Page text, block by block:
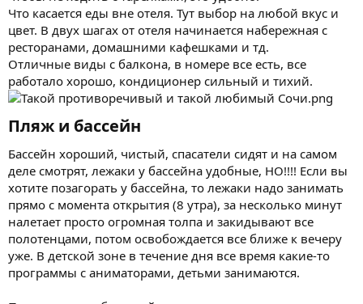
Что касается еды вне отеля. Тут выбор на любой вкус и
цвет. В двух шагах от отеля начинается набережная с
ресторанами, домашними кафешками и тд.
Отличные виды с балкона, в номере все есть, все
работало хорошо, кондиционер сильный и тихий.
Пляж и бассейн​
Бассейн хороший, чистый, спасатели сидят и на самом
деле смотрят, лежаки у бассейна удобные, НО!!!! Если вы
хотите позагорать у бассейна, то лежаки надо занимать
прямо с момента открытия (8 утра), за несколько минут
налетает просто огромная толпа и закидывают все
полотенцами, потом освобождается все ближе к вечеру
уже. В детской зоне в течение дня все время какие-то
программы с аниматорами, детьми занимаются.